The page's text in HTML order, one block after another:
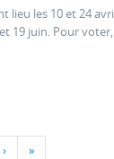
lieu les 10 et 24 avril
19 juin. Pour voter,
› »